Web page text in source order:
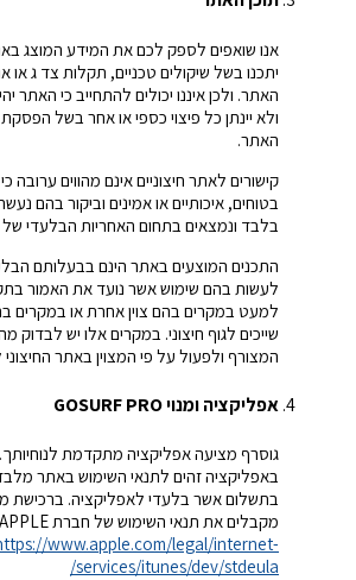
אנו שואפים לספק לכם את המידע המוצג
יתכנו בשל שיקולים טכניים, תקלות צד ג או
האתר. ולכן איננו יכולים להתחייב כי האתר
ולא יינתן כל פיצוי כספי או אחר בשל
האתר.
קישורים לאתר חיצוניים אינם מהווים ערובה
בטוחים, איכותיים או אמינים וביקור בהם
בלבד ונמצאים בתחום האחריות הבלעדי
התכנים המוצעים באתר הינם בבעלותם
למעט במקרים בהם צוין אחרת או במקרים בהם
שייכים לגוף חיצוני. במקרים אלו יש לבדוק
המצורף ולפעול על פי המצוין באתר החיצוני
אפליקציה ומנוי GOSURF PRO
גוסרף מציעה אפליקציה מתקדמת
באפליקציה זהים לתנאי השימוש באתר
בתשלום אשר בלעדי לאפליקציה. ברכישת
מקבלים את תנאי השימוש של חברת APPLE הזמינים לצפיה כאן:
www.apple.com/legal/internet-
services/itunes/dev/stdeula/